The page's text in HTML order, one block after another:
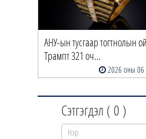
АНУ-ын тусгаар тогтнолын
Трампт 321 оч…
2026 оны 06
Сэтгэгдэл ( 0 )